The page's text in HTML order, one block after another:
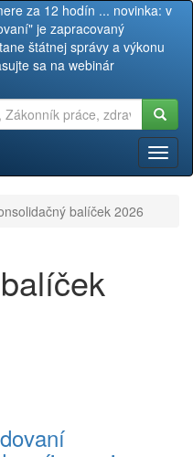
za 12 hodín ... novinka: v
je zapracovaný
štátnej správy a výkonu
sa na webinár
balíček 2026